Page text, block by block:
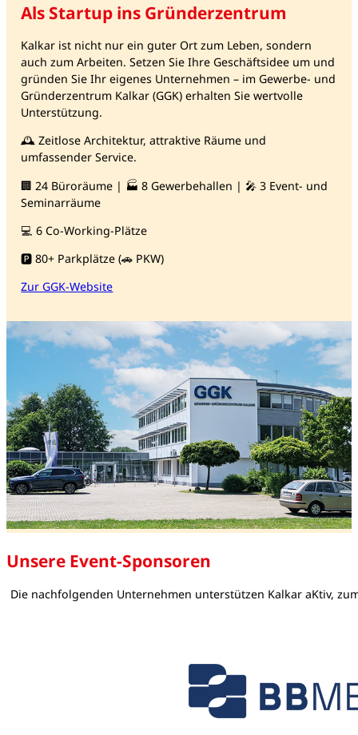
Als Startup ins Gründerzentrum
Kalkar ist nicht nur ein guter Ort zum Leben, sondern
auch zum Arbeiten. Setzen Sie Ihre Geschäftsidee um und
gründen Sie Ihr eigenes Unternehmen – im Gewerbe- und
Gründerzentrum Kalkar (GGK) erhalten Sie wertvolle
Unterstützung.
🕰️ Zeitlose Architektur, attraktive Räume und
umfassender Service.
🏢 24 Büroräume | 🏭 8 Gewerbehallen | 🎤 3 Event- und
Seminarräume
💻 6 Co-Working-Plätze
🅿️ 80+ Parkplätze (🚗 PKW)
Zur GGK-Website
Unsere Event-Sponsoren
Die nachfolgenden Unternehmen unterstützen Kalkar aKtiv,